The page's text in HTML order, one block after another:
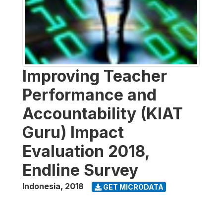
Improving Teacher
Performance and
Accountability (KIAT
Guru) Impact
Evaluation 2018,
Endline Survey
Indonesia, 2018 GET MICRODATA